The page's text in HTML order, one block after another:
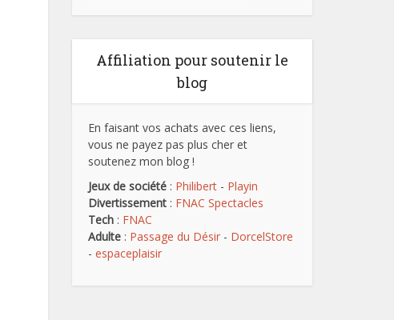
Affiliation pour soutenir le
blog
En faisant vos achats avec ces liens,
vous ne payez pas plus cher et
soutenez mon blog !
Jeux de société : Philibert - Playin
Divertissement : FNAC Spectacles
Tech : FNAC
Adulte : Passage du Désir - DorcelStore
- espaceplaisir